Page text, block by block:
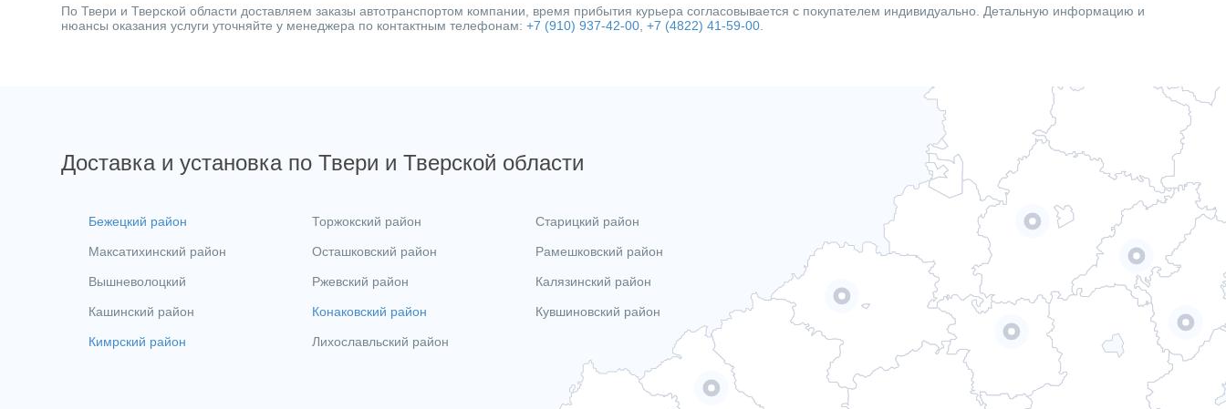
По Твери и Тверской области доставляем заказы автотранспортом компании, время прибытия курьера согласовывается с покупателем индивидуально. Детальную информацию и
нюансы оказания услуги уточняйте у менеджера по контактным телефонам:+7 (910) 937-42-00 ,+7 (4822) 41-59-00
Доставка и установка по Твери и Тверской области
Бежецкий район
Максатихинский район
Вышневолоцкий
Кашинский район
Кимрский район
Торжокский район
Осташковский район
Ржевский район
Конаковский район
Лихославльский район
Старицкий район
Рамешковский район
Калязинский район
Кувшиновский район